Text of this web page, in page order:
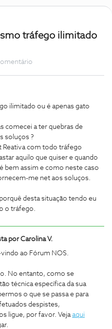
tráfego ilimitado
ilimitado ou é apenas gato
comecei a ter quebras de
soluços ?
Reativa com todo tráfego
aquilo que quiser e quando
bem assim e como neste caso
me net aos soluços.
desta situação tendo eu
o tráfego.
porCarolina V.
ao Fórum NOS.
No entanto, como se
técnica específica da sua
o que se passa e para
despistes,
ligue, por favor. Vejaaqui